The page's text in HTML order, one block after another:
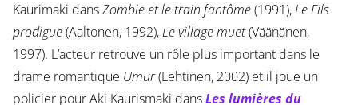
Kaurimaki dansZombie et le train fantôme(1991),Le Fils
prodigue(Aaltonen, 1992),Le village muet(Väänänen,
1997). L’acteur retrouve un rôle plus important dans le
drame romantique Umur(Lehtinen, 2002) et il joue un
policier pour Aki Kaurismaki dansLes lumières du